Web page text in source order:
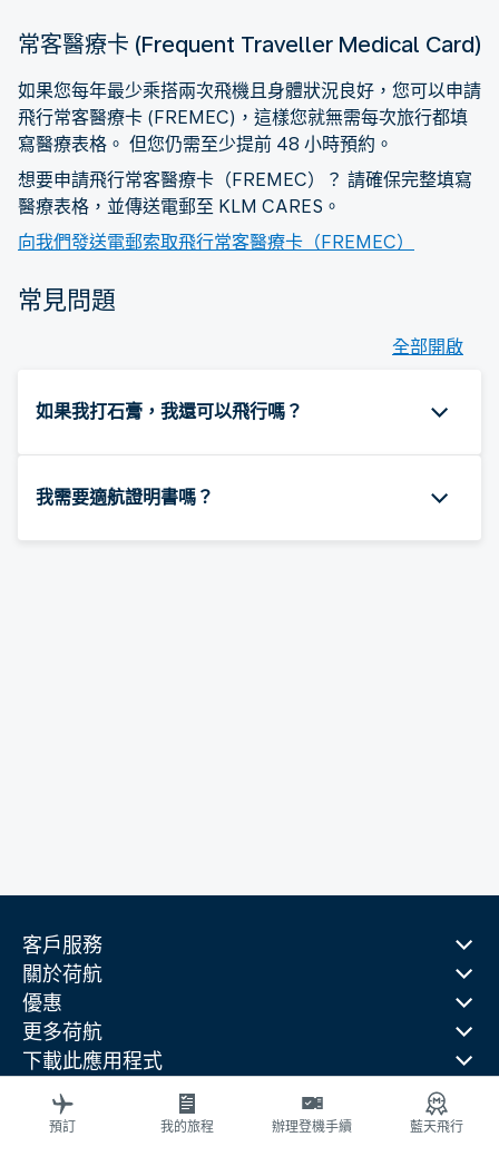
常客醫療卡 (Frequent Traveller Medical Card)
如果您每年最少乘搭兩次飛機且身體狀況良好，您可以申請
飛行常客醫療卡 (FREMEC)，這樣您就無需每次旅行都填
寫醫療表格。 但您仍需至少提前 48 小時預約。
想要申請飛行常客醫療卡（FREMEC）？ 請確保完整填寫
醫療表格，並傳送電郵至 KLM CARES。
向我們發送電郵索取飛行常客醫療卡（FREMEC）
常見問題
全部開啟
如果我打石膏，我還可以飛行嗎？
我需要適航證明書嗎？
客戶服務
關於荷航
優惠
更多荷航
下載此應用程式
相關網站
旅行指南
預訂 我的旅程 辦理登機手續 藍天飛行